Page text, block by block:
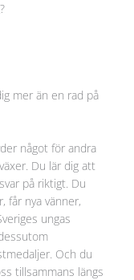
mer än en rad på
något för andra
Du lär dig att
på riktigt. Du
får nya vänner,
ungas
Och du
tillsammans längs